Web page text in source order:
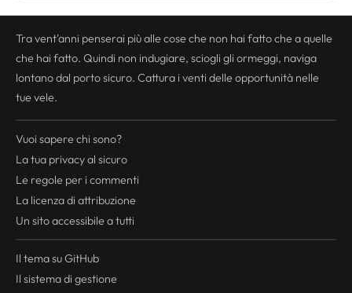
Tra vent'anni penserai più alle cose che non hai fatto che a quelle
che hai fatto. Quindi non indugiare, sciogli gli ormeggi, naviga
lontano dal porto sicuro. Cattura i venti delle opportunità nelle
tue vele.
Vuoi sapere chi sono?
La tua privacyal sicuro
Le regole per i commenti
La licenza di attribuzione
Un sito accessibile a tutti
Il tema su GitHub
Il sistema di gestione